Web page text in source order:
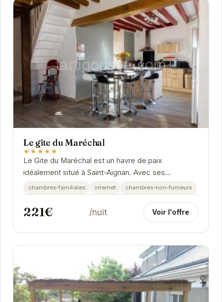
Le gite du Maréchal
★★★★★
Le Gite du Maréchal est un havre de paix
idéalement situé à Saint-Aignan. Avec ses
chambres familiales et son accès internet, il offre
un...
chambres-familiales internet chambres-non-fumeurs
221€ /nuit Voir l'offre